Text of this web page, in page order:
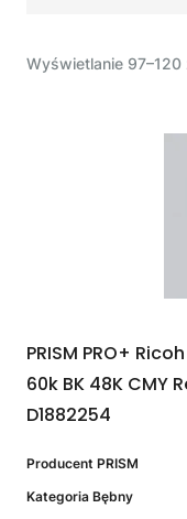
Wyświetlanie
PRISM PRO+
60k BK 48K CMY
D1882254
Producent PRISM
Kategoria Bębny